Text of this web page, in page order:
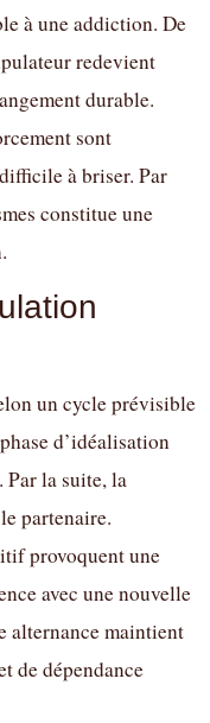
à une addiction. De
redevient
durable.
sont
à briser. Par
constitue une
un cycle prévisible
d’idéalisation
Par la suite, la
partenaire.
provoquent une
avec une nouvelle
alternance maintient
de dépendance